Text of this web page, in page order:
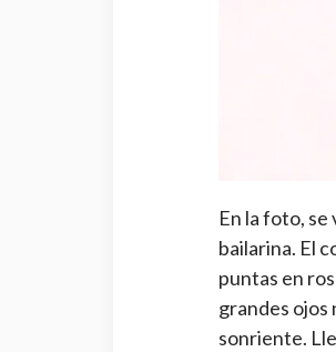
En la foto,
bailarina. El
puntas en
grandes ojos
sonriente.